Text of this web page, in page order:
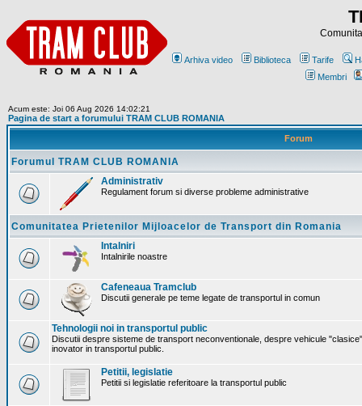
Arhiva video Biblioteca Tarife
Membri
Acum este: Joi 06 Aug 2026 14:02:21
Pagina de start a forumului TRAM CLUB ROMANIA
Forum
Forumul TRAM CLUB ROMANIA
Administrativ
Regulament forum si diverse probleme administrative
Comunitatea Prietenilor Mijloacelor de Transport din Romania
Intalniri
Intalnirile noastre
Cafeneaua Tramclub
Discutii generale pe teme legate de transportul in comun
Tehnologii noi in transportul public
Discutii despre sisteme de transport neconventionale, despre vehicule
inovator in transportul public.
Petitii, legislatie
Petitii si legislatie referitoare la transportul public